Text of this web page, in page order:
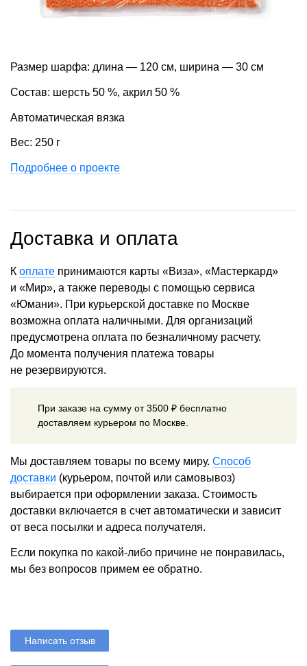
Размер шарфа: длина — 120 см, ширина — 30 см
Состав: шерсть 50 %, акрил 50 %
Автоматическая вязка
Вес: 250 г
Подробнее о проекте
Доставка и оплата
К оплате принимаются карты «Виза», «Мастеркард»
и «Мир», а также переводы с помощью сервиса
«Юмани». При курьерской доставке по Москве
возможна оплата наличными. Для организаций
предусмотрена оплата по безналичному расчету.
До момента получения платежа товары
не резервируются.
При заказе на сумму от 3500 ₽ бесплатно
доставляем курьером по Москве.
Мы доставляем товары по всему миру. Способ
доставки (курьером, почтой или самовывоз)
выбирается при оформлении заказа. Стоимость
доставки включается в счет автоматически и зависит
от веса посылки и адреса получателя.
Если покупка по какой-либо причине не понравилась,
мы без вопросов примем ее обратно.
Написать отзыв